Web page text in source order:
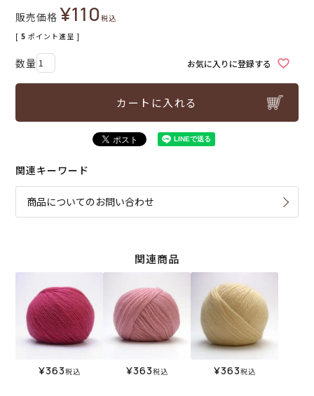
販売価格 ¥110税込
[ 5 ポイント進呈 ]
お気に入りに登録する
カートに入れる
関連キーワード
商品についてのお問い合わせ
関連商品
¥363税込 ¥363税込 ¥363税込